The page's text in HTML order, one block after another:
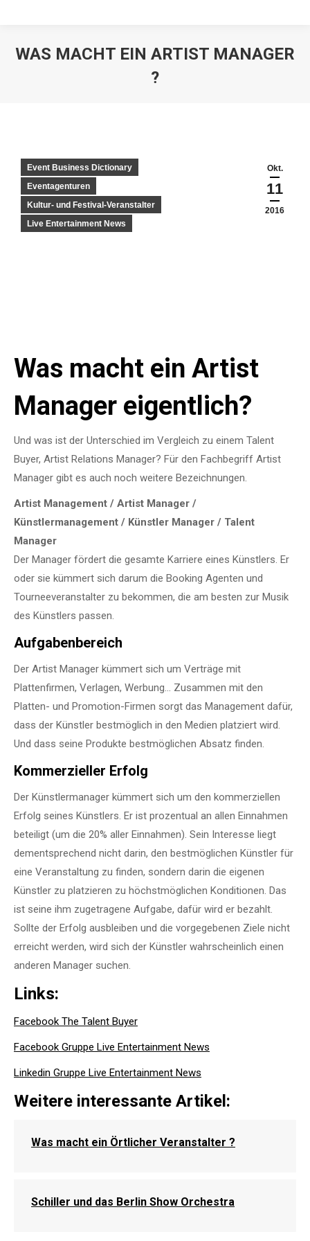
WAS MACHT EIN ARTIST MANAGER
?
Okt.
11
2016
Event Business Dictionary
Eventagenturen
Kultur- und Festival-Veranstalter
Live Entertainment News
Was macht ein Artist
Manager eigentlich?
Und was ist der Unterschied im Vergleich zu einem Talent
Buyer, Artist Relations Manager? Für den Fachbegriff Artist
Manager gibt es auch noch weitere Bezeichnungen.
Artist Management / Artist Manager /
Künstlermanagement / Künstler Manager / Talent
Manager
Der Manager fördert die gesamte Karriere eines Künstlers. Er
oder sie kümmert sich darum die Booking Agenten und
Tourneeveranstalter zu bekommen, die am besten zur Musik
des Künstlers passen.
Aufgabenbereich
Der Artist Manager kümmert sich um Verträge mit
Plattenfirmen, Verlagen, Werbung… Zusammen mit den
Platten- und Promotion-Firmen sorgt das Management dafür,
dass der Künstler bestmöglich in den Medien platziert wird.
Und dass seine Produkte bestmöglichen Absatz finden.
Kommerzieller Erfolg
Der Künstlermanager kümmert sich um den kommerziellen
Erfolg seines Künstlers. Er ist prozentual an allen Einnahmen
beteiligt (um die 20% aller Einnahmen). Sein Interesse liegt
dementsprechend nicht darin, den bestmöglichen Künstler für
eine Veranstaltung zu finden, sondern darin die eigenen
Künstler zu platzieren zu höchstmöglichen Konditionen. Das
ist seine ihm zugetragene Aufgabe, dafür wird er bezahlt.
Sollte der Erfolg ausbleiben und die vorgegebenen Ziele nicht
erreicht werden, wird sich der Künstler wahrscheinlich einen
anderen Manager suchen.
Links:
Facebook The Talent Buyer
Facebook Gruppe Live Entertainment News
Linkedin Gruppe Live Entertainment News
Weitere interessante Artikel:
Was macht ein Örtlicher Veranstalter ?
Schiller und das Berlin Show Orchestra